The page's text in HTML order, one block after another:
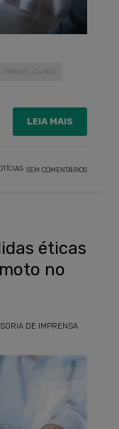
PANVEL CLINIC
LEIA MAIS
SEM COMENTÁRIOS
éticas
no
DE IMPRENSA